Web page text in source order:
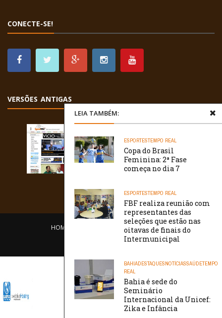
LEIA TAMBÉM:
ESPORTESTEMPO REAL
Copa do Brasil
Feminina: 2ª Fase
começa no dia 7
ESPORTESTEMPO REAL
FBF realiza reunião com
representantes das
seleções que estão nas
oitavas de finais do
Intermunicipal
BAHIADESTAQUESNOTÍCIASSAÚDETEMPO
REAL
Bahia é sede do
Seminário
Internacional da Unicef:
Zika e Infância
CONECTE-SE!
VERSÕES ANTIGAS
HOME O PORTAL CONTATO
/// WebtivaHOSTING